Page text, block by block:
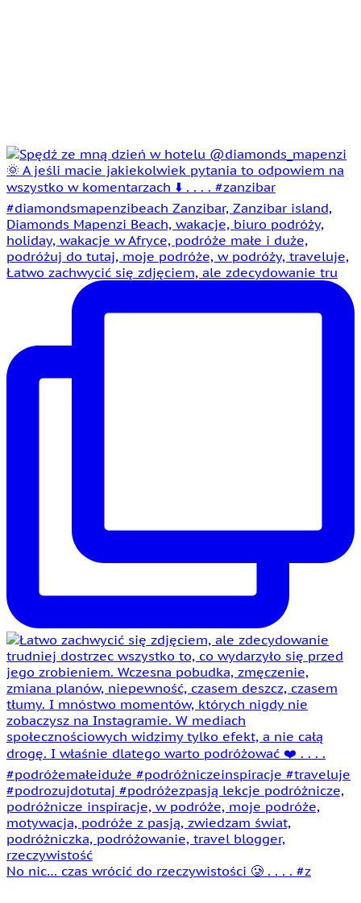
Łatwo zachwycić się zdjęciem, ale zdecydowanie tru
No nic… czas wrócić do rzeczywistości 🥲 . . . . #z